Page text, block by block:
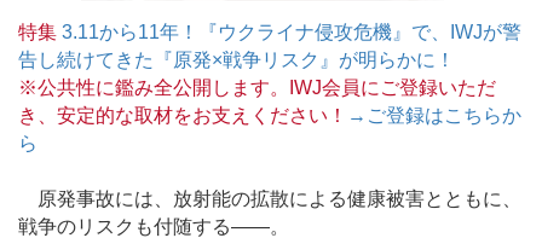
特集 3.11から11年！『ウクライナ侵攻危機』で、IWJが警
告し続けてきた『原発×戦争リスク』が明らかに！
※公共性に鑑み全公開します。IWJ会員にご登録いただ
き、安定的な取材をお支えください！ →ご登録はこちらか
ら
原発事故には、放射能の拡散による健康被害とともに、
戦争のリスクも付随する――。